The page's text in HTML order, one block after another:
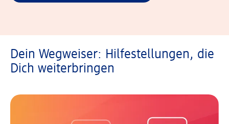
Dein Wegweiser: Hilfestellungen, die
Dich weiterbringen